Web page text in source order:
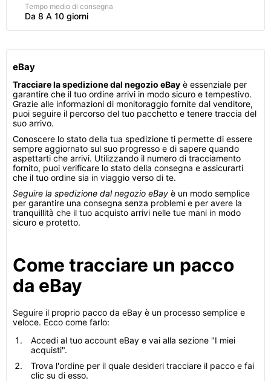
Tempo medio di consegna
Da 8 A 10 giorni
eBay
Tracciare la spedizione dal negozio eBay è essenziale per
garantire che il tuo ordine arrivi in modo sicuro e tempestivo.
Grazie alle informazioni di monitoraggio fornite dal venditore,
puoi seguire il percorso del tuo pacchetto e tenere traccia del
suo arrivo.
Conoscere lo stato della tua spedizione ti permette di essere
sempre aggiornato sul suo progresso e di sapere quando
aspettarti che arrivi. Utilizzando il numero di tracciamento
fornito, puoi verificare lo stato della consegna e assicurarti
che il tuo ordine sia in viaggio verso di te.
Seguire la spedizione dal negozio eBay è un modo semplice
per garantire una consegna senza problemi e per avere la
tranquillità che il tuo acquisto arrivi nelle tue mani in modo
sicuro e protetto.
Come tracciare un pacco
da eBay
Seguire il proprio pacco da eBay è un processo semplice e
veloce. Ecco come farlo:
Accedi al tuo account eBay e vai alla sezione "I miei
acquisti".
Trova l'ordine per il quale desideri tracciare il pacco e fai
clic su di esso.